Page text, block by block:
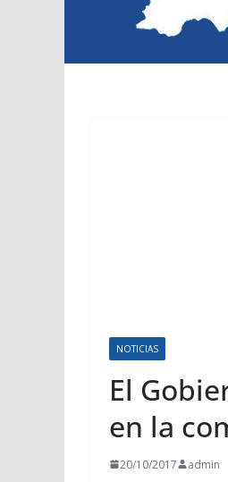
NOTICIAS
El
en la
20/10/2017 admin